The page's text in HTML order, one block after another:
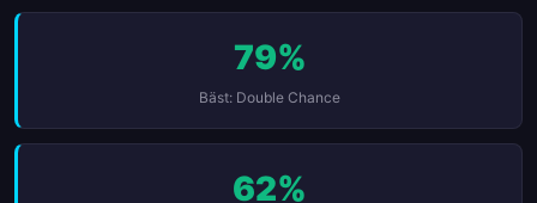
79%
Bäst: Double Chance
62%